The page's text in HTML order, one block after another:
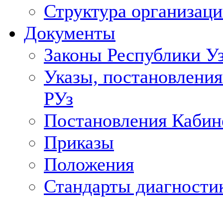
Структура
Документы
Законы Республики
Указы,
РУз
Постановления
Приказы
Положения
Стандарты